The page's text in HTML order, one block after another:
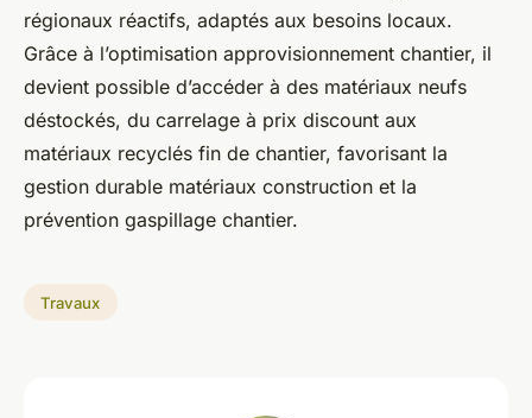
régionaux réactifs, adaptés aux besoins locaux.
Grâce à l’optimisation approvisionnement chantier, il
devient possible d’accéder à des matériaux neufs
déstockés, du carrelage à prix discount aux
matériaux recyclés fin de chantier, favorisant la
gestion durable matériaux construction et la
prévention gaspillage chantier.
Travaux